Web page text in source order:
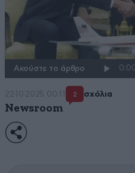
Ακούστε το άρθρο
22·10·2025 00:11 2 σχόλια
Newsroom